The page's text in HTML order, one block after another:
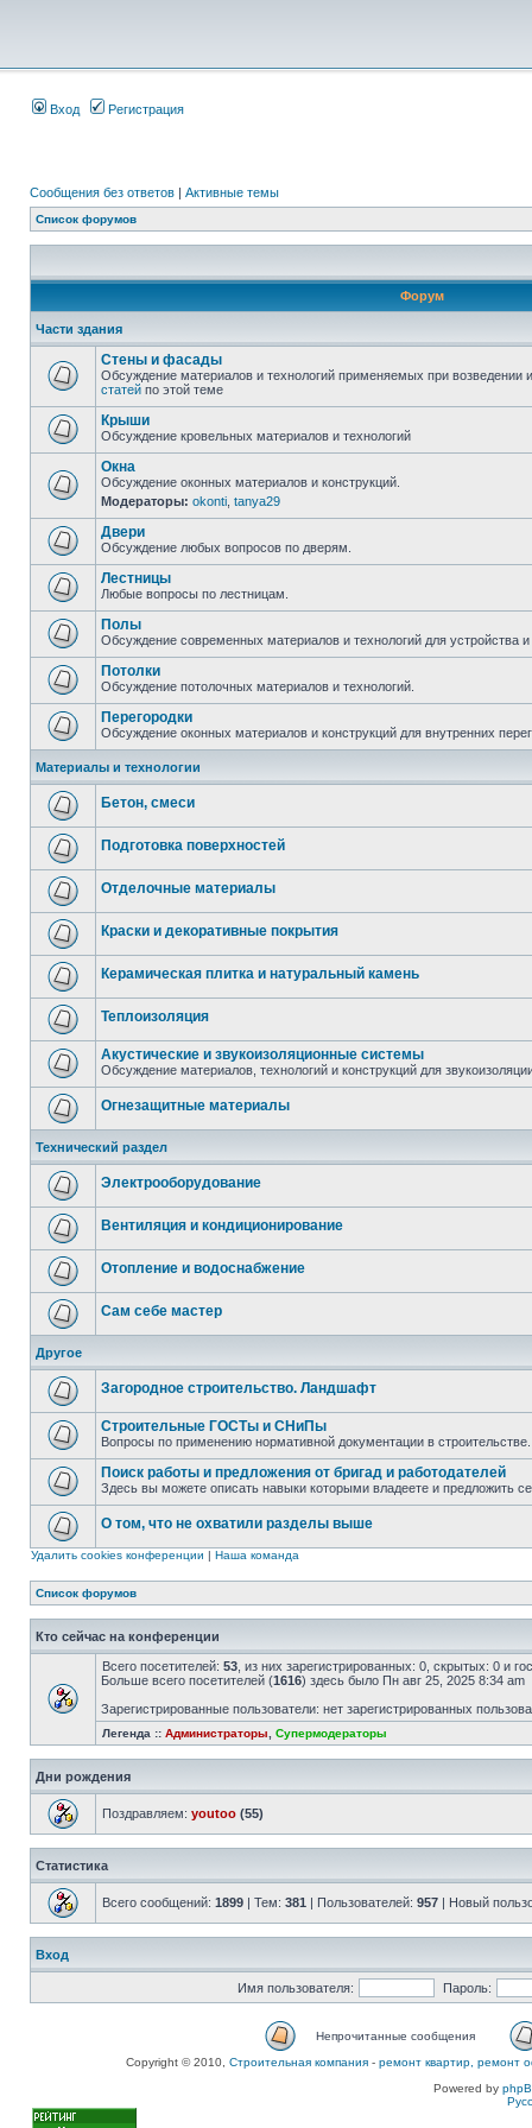
Вход Регистрация
Сообщения без ответов | Активные темы
Список форумов
Форум
Части здания
Стены и фасады
Обсуждение материалов и технологий применяемых при возведении
статей по этой теме
Крыши
Обсуждение кровельных материалов и технологий
Окна
Обсуждение оконных материалов и конструкций.
Модераторы: okonti tanya29
Двери
Обсуждение любых вопросов по дверям.
Лестницы
Любые вопросы по лестницам.
Полы
Обсуждение современных материалов и технологий для устройства
Потолки
Обсуждение потолочных материалов и технологий.
Перегородки
Обсуждение оконных материалов и конструкций для внутренних
Материалы и технологии
Бетон, смеси
Подготовка поверхностей
Отделочные материалы
Краски и декоративные покрытия
Керамическая плитка и натуральный камень
Теплоизоляция
Акустические и звукоизоляционные системы
Обсуждение материалов, технологий и конструкций для
Огнезащитные материалы
Технический раздел
Электрооборудование
Вентиляция и кондиционирование
Отопление и водоснабжение
Сам себе мастер
Другое
Загородное строительство. Ландшафт
Строительные ГОСТы и СНиПы
Вопросы по применению нормативной документации в строительстве.
Поиск работы и предложения от бригад и работодателей
Здесь вы можете описать навыки которыми владеете и предложить
О том, что не охватили разделы выше
Удалить cookies конференции | Наша команда
Список форумов
Кто сейчас на конференции
Всего посетителей: 53 , из них зарегистрированных: 0, скрытых: 0 и
Больше всего посетителей (1616) здесь было Пн авг 25, 2025 8:34 am
Зарегистрированные пользователи: нет зарегистрированных
Легенда :: Администраторы Супермодераторы
Дни рождения
Поздравляем: youtoo (55)
Статистика
Всего сообщений: 1899 | Тем: 381 | Пользователей: 957 | Новый
Вход
Имя пользователя: Пароль:
Непрочитанные сообщения
Copyright © 2010, Строительная компания - ремонт квартир, ремонт
Powered by